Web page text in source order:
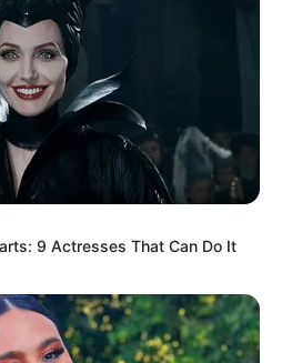
της Δευτέρας
στην Ριτσώνα και
Πυροσβεστικής ήταν
37 πυροσβέστες, 2
ενώ σηκώθηκε και ένα
9 Actresses That Can Do It